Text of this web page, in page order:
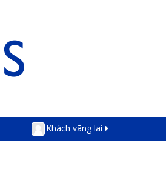
Khách vãng lai